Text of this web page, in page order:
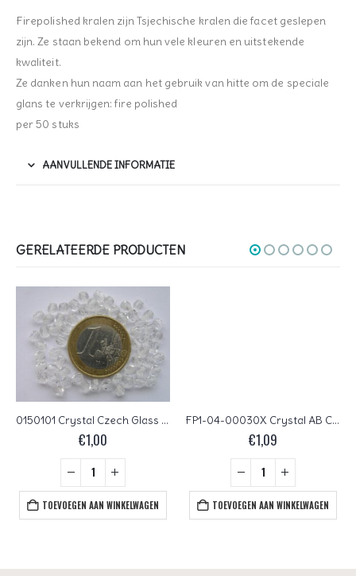
Firepolished kralen zijn Tsjechische kralen die facet geslepen
zijn. Ze staan bekend om hun vele kleuren en uitstekende
kwaliteit.
Ze danken hun naam aan het gebruik van hitte om de speciale
glans te verkrijgen: fire polished
per 50 stuks
AANVULLENDE INFORMATIE
GERELATEERDE PRODUCTEN
0150101 Crystal Czech Glass Facet Firepolish 4mm 60 stuks
€1,00
TOEVOEGEN AAN WINKELWAGEN
FP1-04-00030X Crystal AB Czech Glass Facet Firepolish 4mm 50 stuks
€1,09
TOEVOEGEN AAN WINKELWAGEN